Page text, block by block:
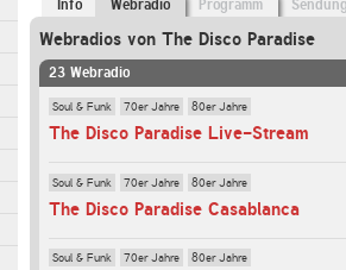
Info Webradio Programm
Webradios von The Disco Paradise
23 Webradio
Soul & Funk 70er Jahre 80er Jahre
The Disco Paradise Live-Stream
Soul & Funk 70er Jahre 80er Jahre
The Disco Paradise Casablanca
Soul & Funk 70er Jahre 80er Jahre